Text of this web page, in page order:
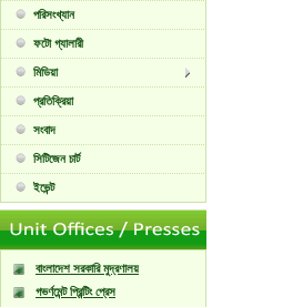
পরিসংখ্যান
ফটো গ্যালারী
মিডিয়া
প্রতিক্রিয়া
সংবাদ
সিটিজেন চার্ট
ইভেন্ট
বাংলাদেশ সরকারি মুদ্রণালয়
গভর্ণমেন্ট প্রিন্টিং প্রেস